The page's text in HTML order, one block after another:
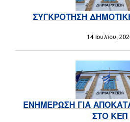
ΣΥΓΚΡΟΤΗΣΗ
14 Ιουλίου,
ΕΝΗΜΕΡΩΣΗ ΓΙΑ
ΣΤΟ ΚΕΠ